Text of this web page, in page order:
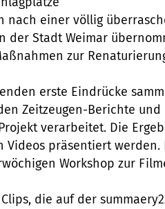
nach einer völlig
der Stadt Weimar
zur
erste Eindrücke
Zeitzeugen-Berichte und
verarbeitet. Die
Videos präsentiert
Workshop zur
die auf der